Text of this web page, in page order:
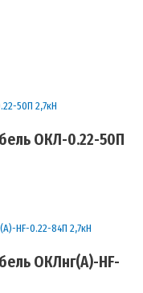
ОКЛ-0.22-50П
ОКЛнг(A)-HF-